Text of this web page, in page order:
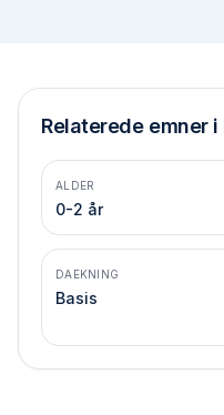
Relaterede emner
ALDER
0-2 år
DAEKNING
Basis